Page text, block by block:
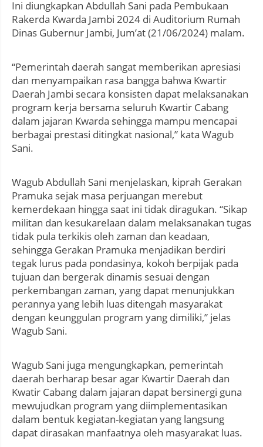
Ini diungkapkan Abdullah Sani pada Pembukaan
Rakerda Kwarda Jambi 2024 di Auditorium Rumah
Dinas Gubernur Jambi, Jum’at (21/06/2024) malam.
“Pemerintah daerah sangat memberikan apresiasi
dan menyampaikan rasa bangga bahwa Kwartir
Daerah Jambi secara konsisten dapat melaksanakan
program kerja bersama seluruh Kwartir Cabang
dalam jajaran Kwarda sehingga mampu mencapai
berbagai prestasi ditingkat nasional,” kata Wagub
Sani.
Wagub Abdullah Sani menjelaskan, kiprah Gerakan
Pramuka sejak masa perjuangan merebut
kemerdekaan hingga saat ini tidak diragukan. “Sikap
militan dan kesukarelaan dalam melaksanakan tugas
tidak pula terkikis oleh zaman dan keadaan,
sehingga Gerakan Pramuka menjadikan berdiri
tegak lurus pada pondasinya, kokoh berpijak pada
tujuan dan bergerak dinamis sesuai dengan
perkembangan zaman, yang dapat menunjukkan
perannya yang lebih luas ditengah masyarakat
dengan keunggulan program yang dimiliki,” jelas
Wagub Sani.
Wagub Sani juga mengungkapkan, pemerintah
daerah berharap besar agar Kwartir Daerah dan
Kwatir Cabang dalam jajaran dapat bersinergi guna
mewujudkan program yang diimplementasikan
dalam bentuk kegiatan-kegiatan yang langsung
dapat dirasakan manfaatnya oleh masyarakat luas.